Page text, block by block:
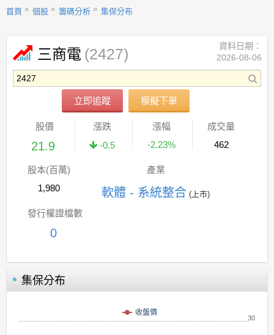
首頁 個股 籌碼分析 集保分布
三商電 (2427)
立即追蹤 模擬下單
資料日期：
2026-08-06
股價
21.9
漲跌
-0.5
漲幅
-2.23%
成交量
462
股本(百萬)
1,980
產業
軟體 - 系統整合 (上市)
發行權證檔數
0
集保分布
收盤價
30